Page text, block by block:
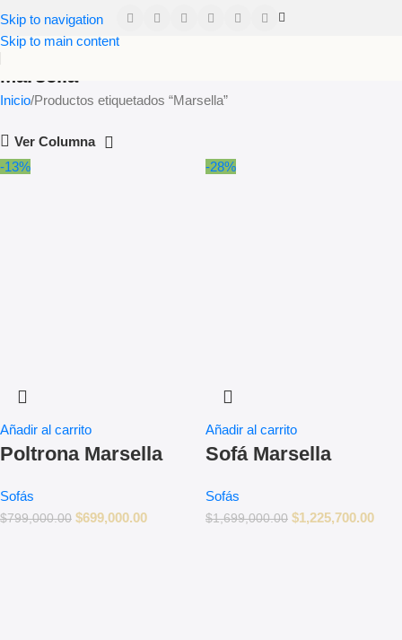
Skip to navigation
Skip to main content
Marsella
Inicio Productos etiquetados “Marsella”
Ver Columna
-13%
Añadir al carrito
Poltrona Marsella
Sofás
$799,000.00 $699,000.00
-28%
Añadir al carrito
Sofá Marsella
Sofás
$1,699,000.00 $1,225,700.00